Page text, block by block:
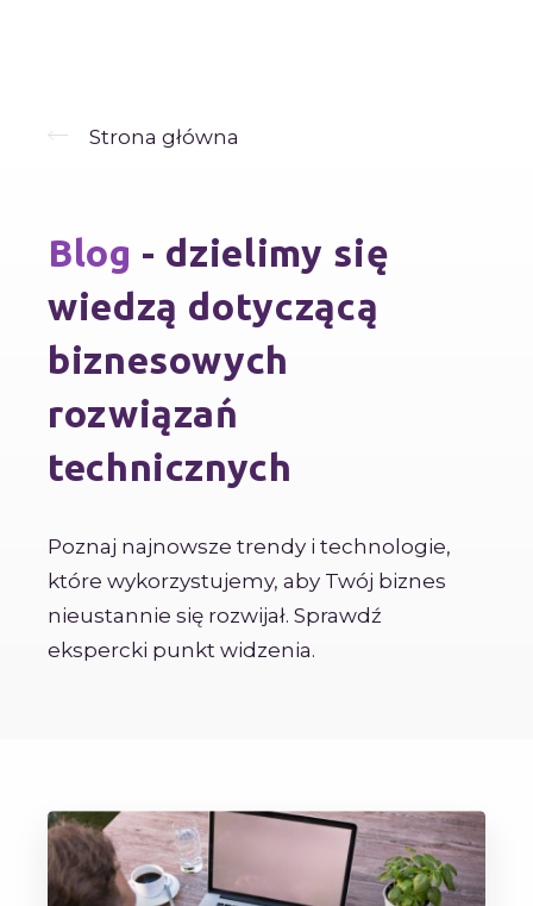
Strona główna
Blog - dzielimy się
wiedzą dotyczącą
biznesowych
rozwiązań
technicznych
Poznaj najnowsze trendy i technologie,
które wykorzystujemy, aby Twój biznes
nieustannie się rozwijał. Sprawdź
ekspercki punkt widzenia.